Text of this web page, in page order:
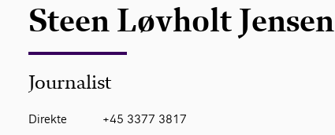
Steen Løvholt Jensen
Journalist
Direkte
+45 3377 3817